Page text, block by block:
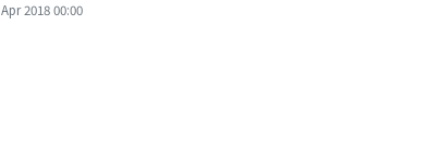
2018 00:00